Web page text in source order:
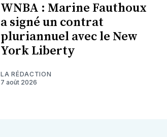
WNBA : Marine Fauthoux
a signé un contrat
pluriannuel avec le New
York Liberty
LA RÉDACTION
7 août 2026